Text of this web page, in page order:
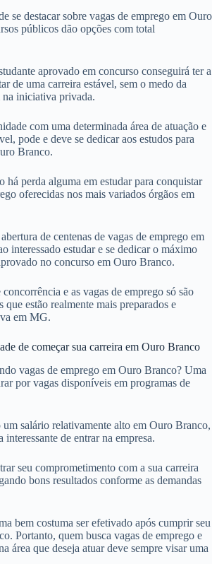
se destacar sobre vagas de emprego em Ouro
públicos dão opções com total
aprovado em concurso conseguirá ter a
de uma carreira estável, sem o medo da
na iniciativa privada.
com uma determinada área de atuação e
pode e deve se dedicar aos estudos para
Branco.
há perda alguma em estudar para conquistar
oferecidas nos mais variados órgãos em
de centenas de vagas de emprego em
interessado estudar e se dedicar o máximo
no concurso em Ouro Branco.
e as vagas de emprego só são
que estão realmente mais preparados e
em MG.
de começar sua carreira em Ouro Branco
vagas de emprego em Ouro Branco? Uma
por vagas disponíveis em programas de
salário relativamente alto em Ouro Branco,
interessante de entrar na empresa.
seu comprometimento com a sua carreira
bons resultados conforme as demandas
bem costuma ser efetivado após cumprir seu
Portanto, quem busca vagas de emprego e
área que deseja atuar deve sempre visar uma